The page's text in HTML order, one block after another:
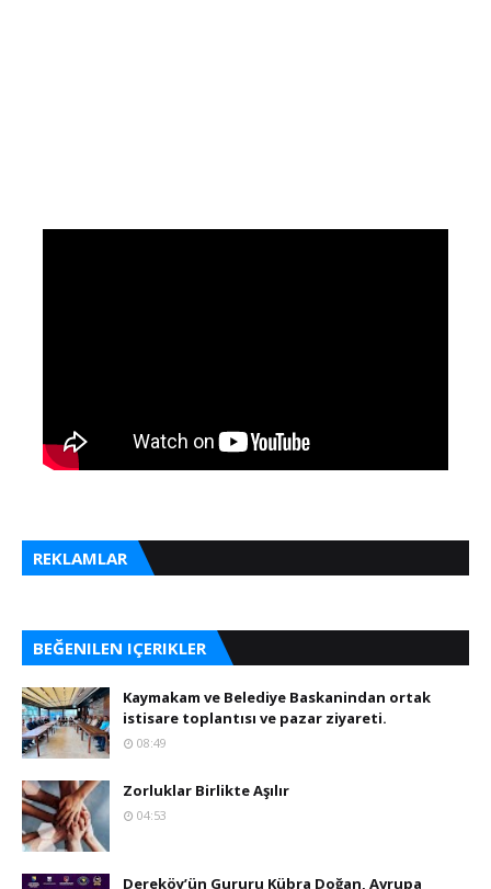
REKLAMLAR
BEĞENILEN IÇERIKLER
Kaymakam ve Belediye Baskanindan ortak
istisare toplantısı ve pazar ziyareti.
08:49
Zorluklar Birlikte Aşılır
04:53
Dereköy’ün Gururu Kübra Doğan, Avrupa